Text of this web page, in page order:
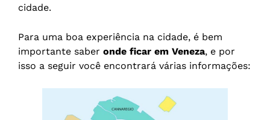
cidade.
Para uma boa experiência na cidade, é bem
importante saber onde ficar em Veneza, e por
isso a seguir você encontrará várias informações: